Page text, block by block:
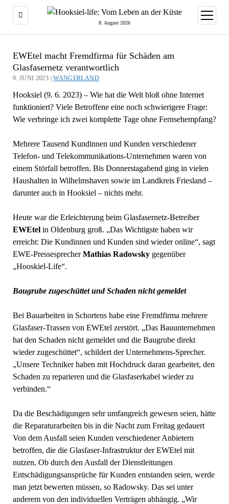
8. August 2026
Menü
öffnen
EWEtel macht Fremdfirma für Schäden am
Glasfasernetz verantwortlich
9. JUNI 2023 |WANGERLAND
Hooksiel (9. 6. 2023) – Wie hat die Welt bloß ohne Internet
funktioniert? Viele Betroffene eine noch schwierigere Frage:
Wie verbringe ich zwei komplette Tage ohne Fernsehempfang?
Mehrere Tausend Kundinnen und Kunden verschiedener
Telefon- und Telekommunikations-Unternehmen waren von
einem Störfall betroffen. Bis Donnerstagabend ging in vielen
Haushalten in Wilhelmshaven sowie im Landkreis Friesland –
darunter auch in Hooksiel – nichts mehr.
Heute war die Erleichterung beim Glasfasernetz-Betreiber
EWEtel in Oldenburg groß. „Das Wichtigste haben wir
erreicht: Die Kundinnen und Kunden sind wieder online“, sagt
EWE-PressesprecherMathias Radowskygegenüber
„Hooskiel-Life“.
Baugrube zugeschüttet und Schaden nicht gemeldet
Bei Bauarbeiten in Schortens habe eine Fremdfirma mehrere
Glasfaser-Trassen von EWEtel zerstört. „Das Bauunternehmen
hat den Schaden nicht gemeldet und die Baugrube direkt
wieder zugeschüttet“, schildert der Unternehmens-Sprecher.
„Unsere Techniker haben mit Hochdruck daran gearbeitet, den
Schaden zu reparieren und die Glasfaserkabel wieder zu
verbinden.“
Da die Beschädigungen sehr umfangreich gewesen seien, hätte
die Reparaturarbeiten bis in die Nacht zum Freitag gedauert
Von dem Ausfall seien Kunden verschiedener Anbietern
betroffen, die die Glasfaser-Infrastruktur der EWEtel mit
nutzen. Ob durch den Ausfall der Dienstleitungen
Entschädigungsansprüche für Kunden entstanden seien, werde
man jetzt bewerten müssen, so Radowsky. Das sei unter
anderem von den individuellen Verträgen abhängig. „Wir